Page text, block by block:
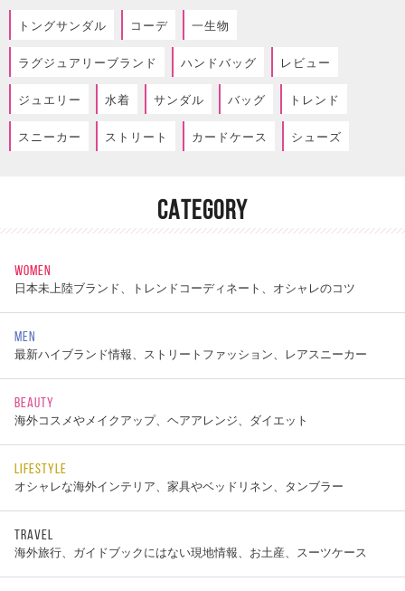
トングサンダル コーデ 一生物
ラグジュアリーブランド ハンドバッグ レビュー
ジュエリー 水着 サンダル バッグ トレンド
スニーカー ストリート カードケース シューズ
CATEGORY
WOMEN
日本未上陸ブランド、トレンドコーディネート、オシャレのコツ
MEN
最新ハイブランド情報、ストリートファッション、レアスニーカー
BEAUTY
海外コスメやメイクアップ、ヘアアレンジ、ダイエット
LIFESTYLE
オシャレな海外インテリア、家具やベッドリネン、タンブラー
TRAVEL
海外旅行、ガイドブックにはない現地情報、お土産、スーツケース